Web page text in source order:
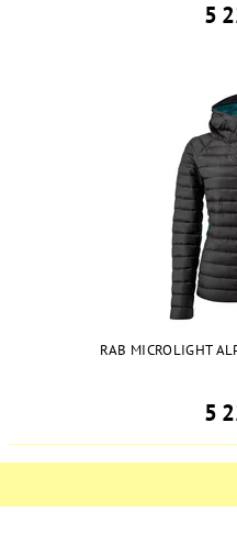
5
RAB MICROLIGHT
5